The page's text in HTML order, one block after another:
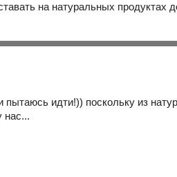
на натуральных продуктах
пытаюсь идти!)) поскольку из
нас...